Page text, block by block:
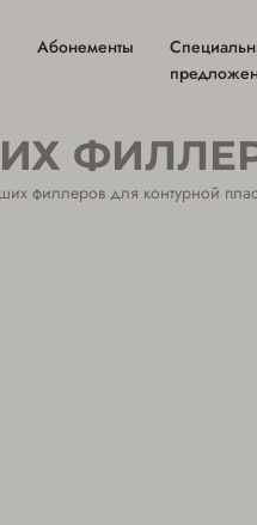
Абонементы
филлеров для контурной